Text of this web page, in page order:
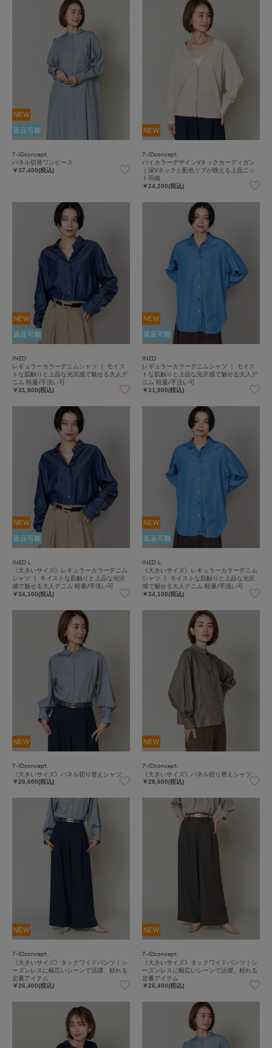
NEW
返品可能
7-IDconcept.
パネル切替ワンピース
￥37,400(税込)
NEW
7-IDconcept.
バイカラーデザインVネックカーディガン
｜深Vネックと配色リブが映える上品ニッ
ト羽織
￥24,200(税込)
NEW
返品可能
INED
レギュラーカラーデニムシャツ ｜ モイス
トな肌触りと上品な光沢感で魅せる大人デ
ニム 軽量/手洗い可
￥31,900(税込)
NEW
返品可能
INED
レギュラーカラーデニムシャツ ｜ モイス
トな肌触りと上品な光沢感で魅せる大人デ
ニム 軽量/手洗い可
￥31,900(税込)
NEW
返品可能
INED L
《大きいサイズ》レギュラーカラーデニム
シャツ ｜ モイストな肌触りと上品な光沢
感で魅せる大人デニム 軽量/手洗い可
￥34,100(税込)
NEW
返品可能
INED L
《大きいサイズ》レギュラーカラーデニム
シャツ ｜ モイストな肌触りと上品な光沢
感で魅せる大人デニム 軽量/手洗い可
￥34,100(税込)
NEW
7-IDconcept.
《大きいサイズ》パネル切り替えシャツ
￥28,600(税込)
NEW
7-IDconcept.
《大きいサイズ》パネル切り替えシャツ
￥28,600(税込)
NEW
7-IDconcept.
《大きいサイズ》タックワイドパンツ｜シ
ーズンレスに幅広いシーンで活躍、頼れる
定番アイテム
￥26,400(税込)
NEW
7-IDconcept.
《大きいサイズ》タックワイドパンツ｜シ
ーズンレスに幅広いシーンで活躍、頼れる
定番アイテム
￥26,400(税込)